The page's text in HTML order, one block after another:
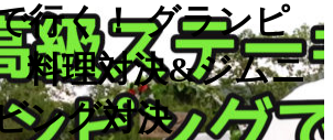
行く！ グランピ
料理対決&ジムニ
ング対決